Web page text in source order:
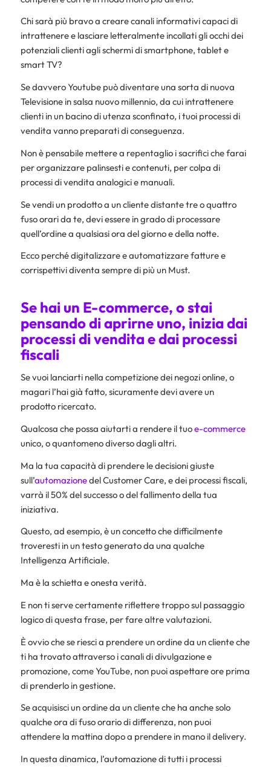
Chi sarà più bravo a creare canali informativi capaci di
intrattenere e lasciare letteralmente incollati gli occhi dei
potenziali clienti agli schermi di smartphone, tablet e
smart TV?
Se davvero Youtube può diventare una sorta di nuova
Televisione in salsa nuovo millennio, da cui intrattenere
clienti in un bacino di utenza sconfinato, i tuoi processi di
vendita vanno preparati di conseguenza.
Non è pensabile mettere a repentaglio i sacrifici che farai
per organizzare palinsesti e contenuti, per colpa di
processi di vendita analogici e manuali.
Se vendi un prodotto a un cliente distante tre o quattro
fuso orari da te, devi essere in grado di processare
quell’ordine a qualsiasi ora del giorno e della notte.
Ecco perché digitalizzare e automatizzare fatture e
corrispettivi diventa sempre di più un Must.
Se hai un E-commerce, o stai
pensando di aprirne uno, inizia dai
processi di vendita e dai processi
fiscali
Se vuoi lanciarti nella competizione dei negozi online, o
magari l’hai già fatto, sicuramente devi avere un
prodotto ricercato.
Qualcosa che possa aiutarti a rendere il tuoe-commerce
unico, o quantomeno diverso dagli altri.
Ma la tua capacità di prendere le decisioni giuste
sull’automazionedel Customer Care, e dei processi fiscali,
varrà il 50% del successo o del fallimento della tua
iniziativa.
Questo, ad esempio, è un concetto che difficilmente
troveresti in un testo generato da una qualche
Intelligenza Artificiale.
Ma è la schietta e onesta verità.
E non ti serve certamente riflettere troppo sul passaggio
logico di questa frase, per fare altre valutazioni.
È ovvio che se riesci a prendere un ordine da un cliente che
ti ha trovato attraverso i canali di divulgazione e
promozione, come YouTube, non puoi aspettare ore prima
di prenderlo in gestione.
Se acquisisci un ordine da un cliente che ha anche solo
qualche ora di fuso orario di differenza, non puoi
attendere la mattina dopo a prendere in mano il delivery.
In questa dinamica, l’automazione di tutti i processi